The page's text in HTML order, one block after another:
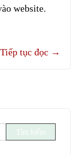
website.
Tiếp tục đọc →